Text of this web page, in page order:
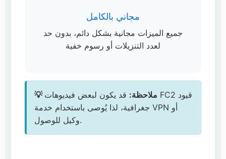
مجاني بالكامل
جميع الميزات مجانية بشكل دائم، بدون حد
لعدد التنزيلات أو رسوم خفية
💡 ملاحظة: قد يكون لبعض فيديوهات FC2 قيود
جغرافية، لذا يُوصى باستخدام خدمة VPN أو
وكيل للوصول.